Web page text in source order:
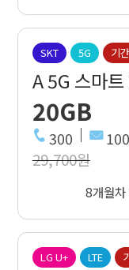
SKT 5G 기
A 5G 스마
20GB
300 100
29,700원
8개월
LG U+ LTE